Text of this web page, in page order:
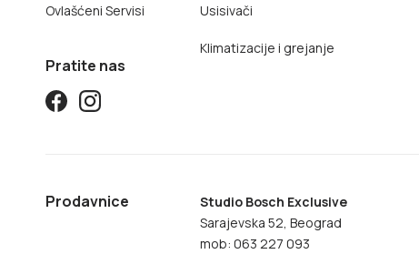
Ovlašćeni Servisi
Pratite nas
Usisivači
Klimatizacije i grejanje
Prodavnice
Studio Bosch Exclusive
Sarajevska 52, Beograd
mob: 063 227 093